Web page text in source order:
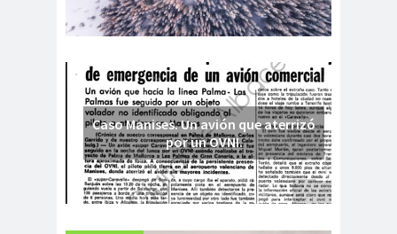
Caso Manises. Un avión que aterrizó
por un OVNI.